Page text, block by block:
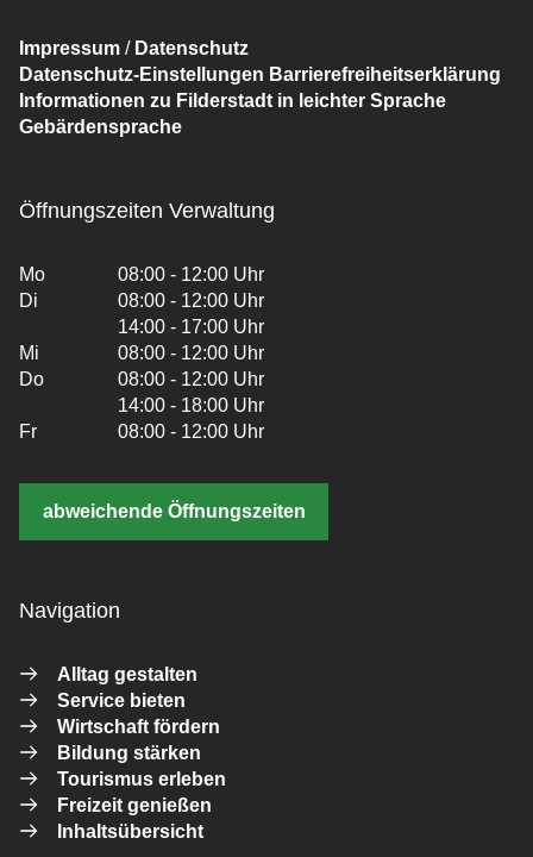
Impressum / Datenschutz
Datenschutz-Einstellungen Barrierefreiheitserklärung
Informationen zu Filderstadt in leichter Sprache
Gebärdensprache
Öffnungszeiten Verwaltung
Mo
08:00 - 12:00 Uhr
Di
08:00 - 12:00 Uhr
14:00 - 17:00 Uhr
Mi
08:00 - 12:00 Uhr
Do
08:00 - 12:00 Uhr
14:00 - 18:00 Uhr
Fr
08:00 - 12:00 Uhr
abweichende Öffnungszeiten
Navigation
Alltag gestalten
Service bieten
Wirtschaft fördern
Bildung stärken
Tourismus erleben
Freizeit genießen
Inhaltsübersicht